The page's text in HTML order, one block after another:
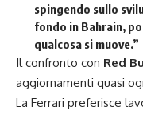
spingendo sullo
fondo in Bahrain,
qualcosa si muove.”
Il confronto con Red
aggiornamenti quasi
La Ferrari preferisce